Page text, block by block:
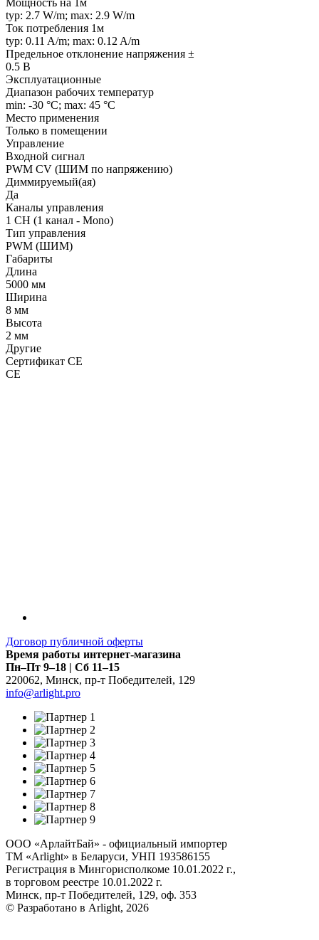
typ: 2.7 W/m; max: 2.9 W/m
Ток потребления 1м
typ: 0.11 A/m; max: 0.12 A/m
Предельное отклонение напряжения ±
0.5 В
Эксплуатационные
Диапазон рабочих температур
min: -30 °C; max: 45 °C
Место применения
Только в помещении
Управление
Входной сигнал
PWM СV (ШИМ по напряжению)
Диммируемый(ая)
Да
Каналы управления
1 CH (1 канал - Mono)
Тип управления
PWM (ШИМ)
Габариты
Длина
5000 мм
Ширина
8 мм
Высота
2 мм
Другие
Сертификат CE
CE
Договор публичной оферты
Время работы интернет-магазина
Пн–Пт 9–18 | Сб 11–15
220062, Минск, пр-т Победителей, 129
info@arlight.pro
ООО «АрлайтБай» - официальный импортер
ТМ «Arlight» в Беларуси, УНП 193586155
Регистрация в Мингорисполкоме 10.01.2022 г.,
в торговом реестре 10.01.2022 г.
Минск, пр-т Победителей, 129, оф. 353
© Разработано в Arlight, 2026